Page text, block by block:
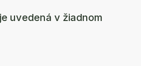
uvedená v žiadnom